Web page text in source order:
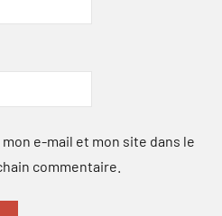
e-mail et mon site dans le
commentaire.